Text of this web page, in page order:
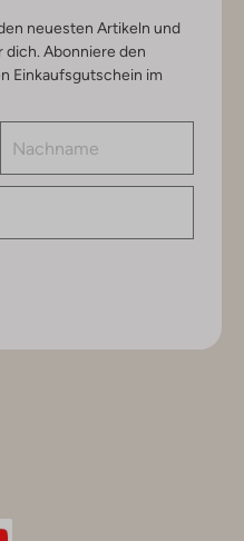
neuesten Artikeln und
dich. Abonniere den
Einkaufsgutschein im